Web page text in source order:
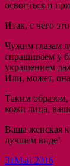
освоиться и
Итак, с чего
Чужим глазам
спрашиваем у
украшением
Или, может, она
Таким
кожи лица,
Ваша женская
лучшем виде!
31Май 2016